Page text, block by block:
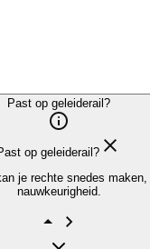
Past op geleiderail?
op geleiderail?
je rechte snedes
nauwkeurigheid.